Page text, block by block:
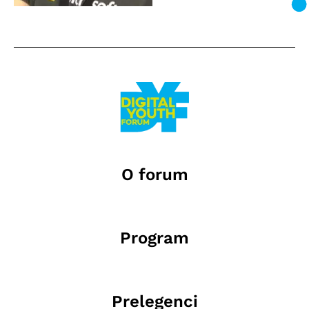
O forum
Program
Prelegenci